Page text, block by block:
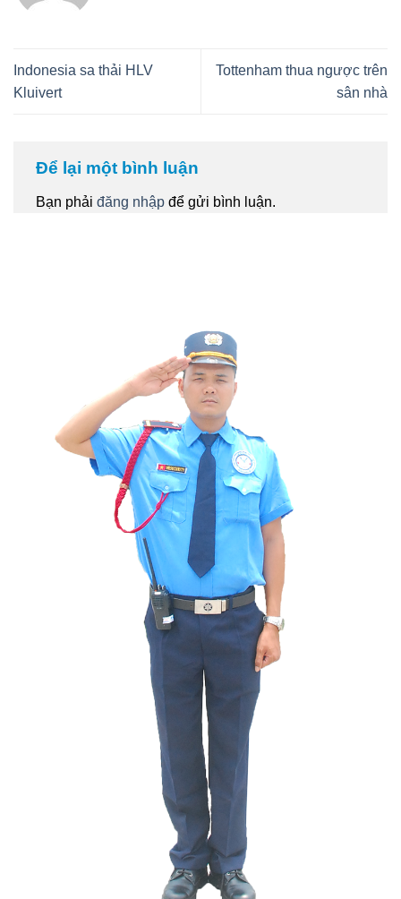
Indonesia sa thải HLV
Kluivert
Tottenham thua ngược trên
sân nhà
Để lại một bình luận
Bạn phải đăng nhập để gửi bình luận.